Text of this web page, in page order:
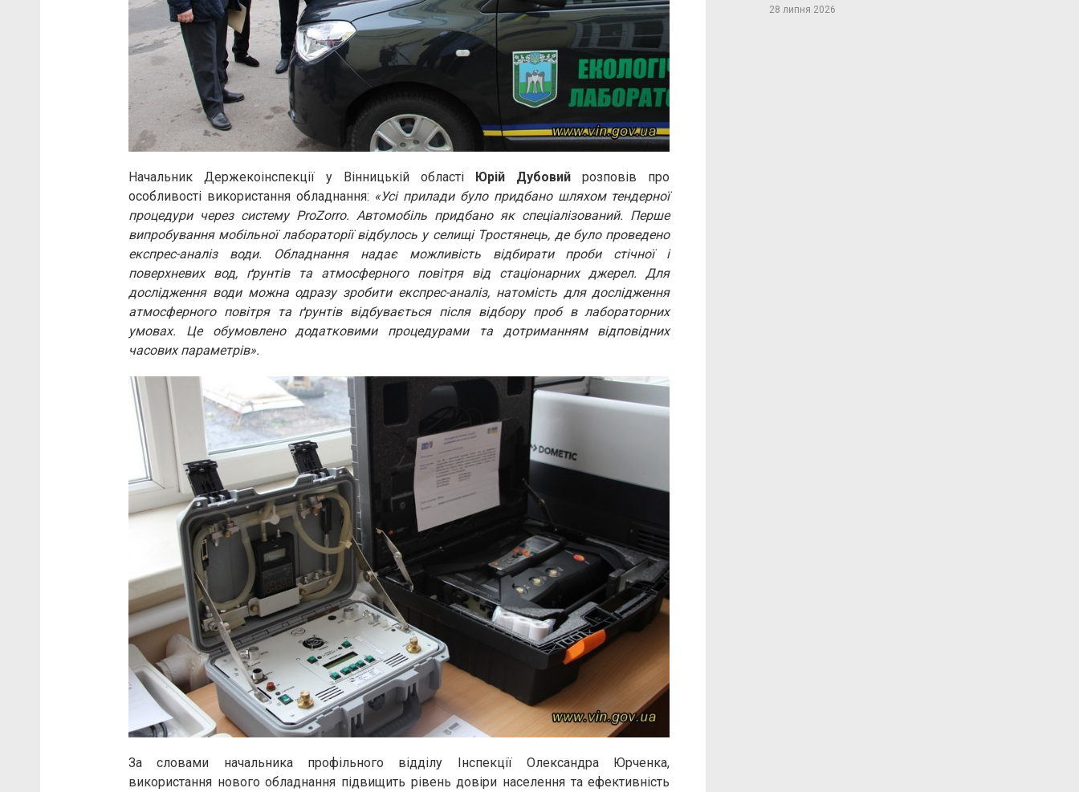
Начальник Держекоінспекції у Вінницькій області Юрій Дубовий розповів про
особливості використання обладнання: «Усі прилади було придбано шляхом тендерної
процедури через систему ProZorro. Автомобіль придбано як спеціалізований. Перше
випробування мобільної лабораторії відбулось у селищі Тростянець, де було проведено
експрес-аналіз води. Обладнання надає можливість відбирати проби стічної і
поверхневих вод, ґрунтів та атмосферного повітря від стаціонарних джерел. Для
дослідження води можна одразу зробити експрес-аналіз, натомість для дослідження
атмосферного повітря та ґрунтів відбувається після відбору проб в лабораторних
умовах. Це обумовлено додатковими процедурами та дотриманням відповідних
часових параметрів».
За словами начальника профільного відділу Інспекції Олександра Юрченка,
використання нового обладнання підвищить рівень довіри населення та ефективність
28 липня 2026